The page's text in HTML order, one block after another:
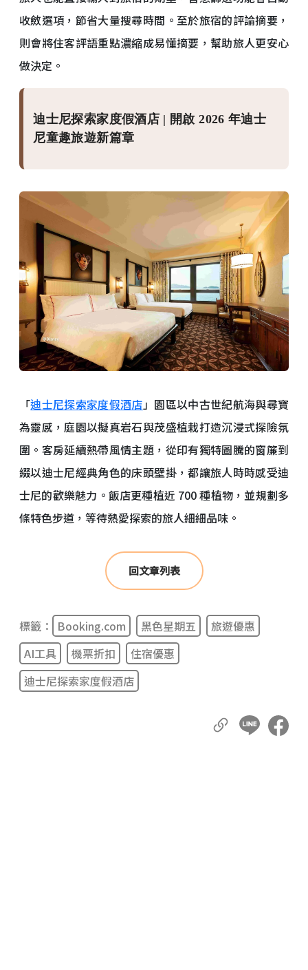
收斂選項，節省大量搜尋時間。至於旅宿的評論摘要，
則會將住客評語重點濃縮成易懂摘要，幫助旅人更安心
做決定。
迪士尼探索家度假酒店 | 開啟 2026 年迪士
尼童趣旅遊新篇章
「迪士尼探索家度假酒店」園區以中古世紀航海與尋寶
為靈感，庭園以擬真岩石與茂盛植栽打造沉浸式探險氛
圍。客房延續熱帶風情主題，從印有獨特圖騰的窗簾到
綴以迪士尼經典角色的床頭壁掛，都讓旅人時時感受迪
士尼的歡樂魅力。飯店更種植近 700 種植物，並規劃多
條特色步道，等待熱愛探索的旅人細細品味。
回文章列表
標籤： Booking.com 黑色星期五
旅遊優惠
AI工具
機票折扣
住宿優惠
迪士尼探索家度假酒店